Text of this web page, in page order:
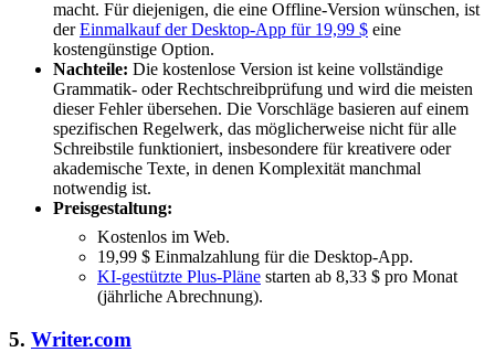
macht. Für diejenigen, die eine Offline-Version wünschen, ist
derEinmalkauf der Desktop-App für 19,99 $ eine
kostengünstige Option.
Nachteile: Die kostenlose Version ist keine vollständige
Grammatik- oder Rechtschreibprüfung und wird die meisten
dieser Fehler übersehen. Die Vorschläge basieren auf einem
spezifischen Regelwerk, das möglicherweise nicht für alle
Schreibstile funktioniert, insbesondere für kreativere oder
akademische Texte, in denen Komplexität manchmal
notwendig ist.
Preisgestaltung:
Kostenlos im Web.
19,99 $ Einmalzahlung für die Desktop-App.
KI-gestützte Plus-Pläne starten ab 8,33 $ pro Monat
(jährliche Abrechnung).
5. Writer.com